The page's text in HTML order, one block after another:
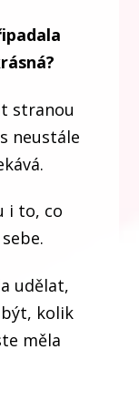
stranou
neustále
i to, co
udělat,
kolik
měla